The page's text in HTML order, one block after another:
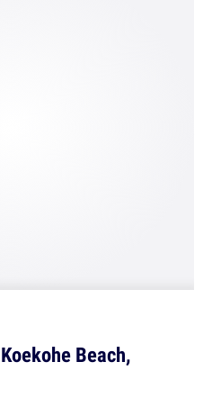
Beach,